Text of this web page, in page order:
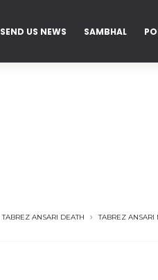
SEND US NEWS SAMBHAL
TABREZ ANSARI DEATH
TABREZ ANSARI